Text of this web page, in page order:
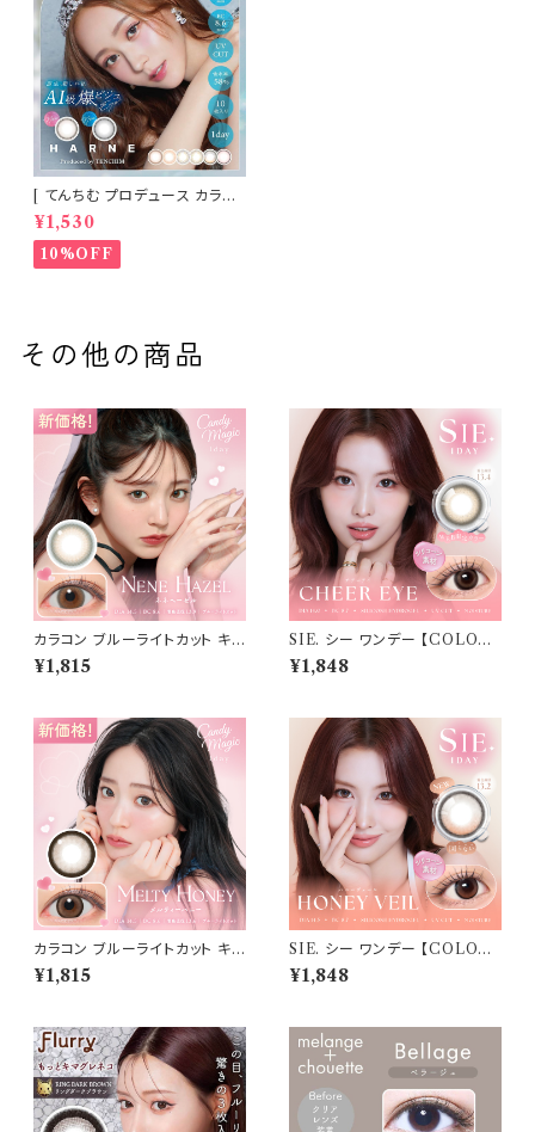
[ てんちむ プロデュース カラコ
ン ] HARNE (ハルネ) ワンデー
1day 10枚入り （当日発送） 1da
y
¥1,530
10%OFF
その他の商品
カラコン ブルーライトカット キャ
ンディーマジック ワンデー 【CO
LOR：ネネヘーゼル】1箱10枚
コン コンタクトレンズ
¥1,815
SIE. シー ワンデー 【COLOR：
チア―アイ 】 1箱10枚入 シリコ
ーン 回らない水光レンズ MO
カラーコンタクト ナチュラル ブ
ラック ブラウン 裸眼風 フチ ベ
ージュ グレー 1日使い捨て
¥1,848
カラコン ブルーライトカット キャ
ンディーマジック ワンデー 【CO
LOR：メルティハニー】1箱10枚
コン コンタクトレンズ
¥1,815
SIE. シー ワンデー 【COLOR：
ハニーヴェール】 1箱10枚入 シ
リコーン 回らない水光レンズ M
ン カラーコンタクト ナチュラル
ブラック ブラウン 裸眼風 フチ
ベージュ グレー 1日使い捨て
¥1,848